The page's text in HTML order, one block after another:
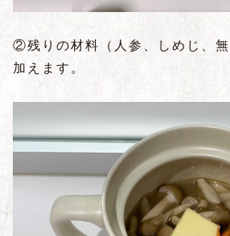
②残りの材料（人参、しめじ、
加えます。